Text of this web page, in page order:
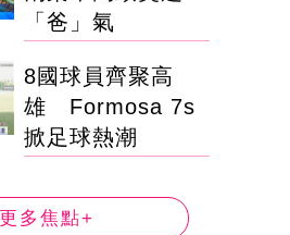
「爸」氣
8國球員齊聚高
雄 Formosa 7s
掀足球熱潮
更多焦點+